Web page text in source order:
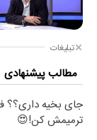
تبلیغات
مطالب پیشنهادی
ترمیمش کن!😍